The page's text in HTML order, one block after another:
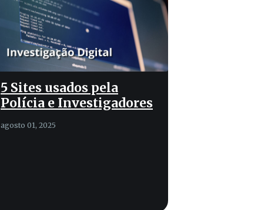
5 Sites usados pela
Polícia e Investigadores
agosto 01, 2025